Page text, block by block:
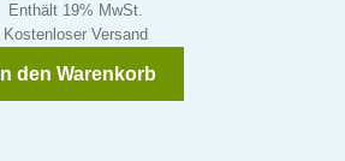
Enthält 19% MwSt.
Kostenloser Versand
In den Warenkorb